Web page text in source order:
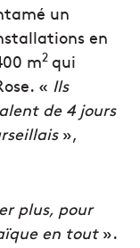
un
en
m2 qui
« Ils
de 4 jours
»,
plus, pour
en tout».